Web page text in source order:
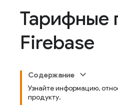
Тарифные
Firebase
Содержание
Узнайте информацию,
продукту.